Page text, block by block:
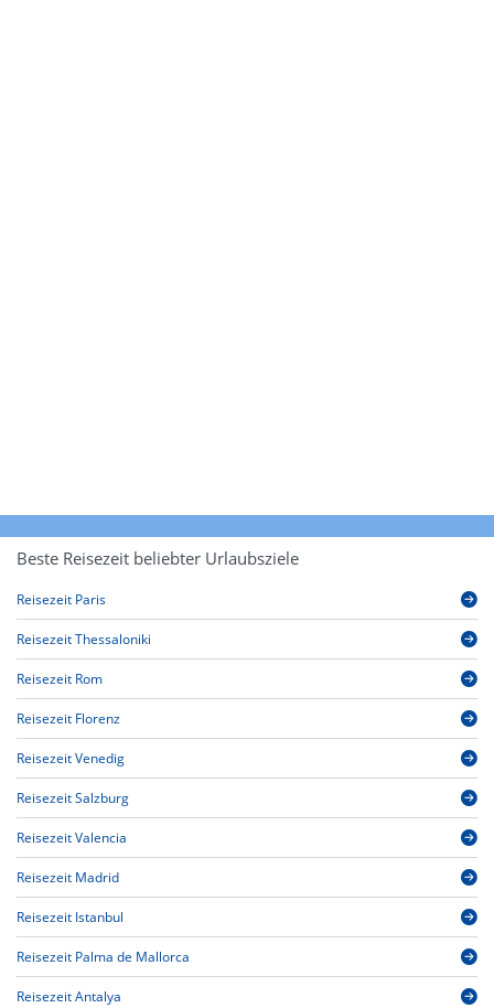
Beste Reisezeit beliebter Urlaubsziele
Reisezeit Paris
Reisezeit Thessaloniki
Reisezeit Rom
Reisezeit Florenz
Reisezeit Venedig
Reisezeit Salzburg
Reisezeit Valencia
Reisezeit Madrid
Reisezeit Istanbul
Reisezeit Palma de Mallorca
Reisezeit Antalya